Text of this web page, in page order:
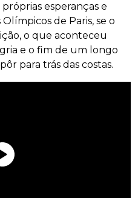
esperanças e
de Paris, se o
o que aconteceu
e o fim de um longo
para trás das costas.